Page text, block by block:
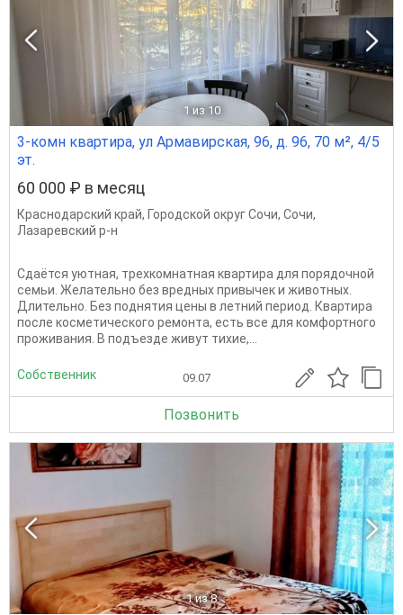
1 из 10
3-комн квартира, ул Армавирская, 96, д. 96, 70 м², 4/5
эт.
60 000 ₽ в месяц
Краснодарский край, Городской округ Сочи, Сочи,
Лазаревский р-н
Сдаётся уютная, трехкомнатная квартира для порядочной
семьи. Желательно без вредных привычек и животных.
Длительно. Без поднятия цены в летний период. Квартира
после косметического ремонта, есть все для комфортного
проживания. В подъезде живут тихие,...
Собственник 09.07
Позвонить
1 из 8